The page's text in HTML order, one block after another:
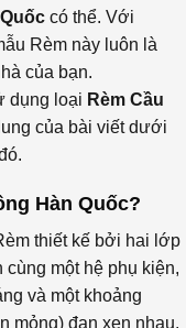
có thể. Với
Rèm này luôn là
của bạn.
dụng loại Rèm Cầu
của bài viết dưới
Hàn Quốc?
thiết kế bởi hai lớp
cùng một hệ phụ kiện,
và một khoảng
mỏng) đan xen nhau.